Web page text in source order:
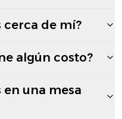
cerca de mí?
algún costo?
una mesa